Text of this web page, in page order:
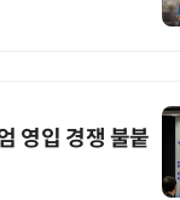
영입 경쟁 불붙